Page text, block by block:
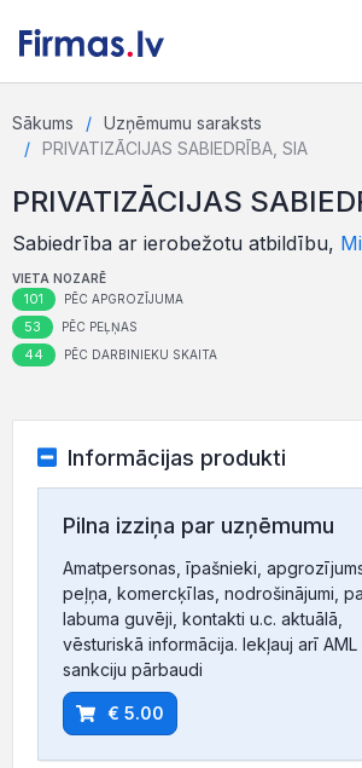
Sākums
Uzņēmumu saraksts
PRIVATIZĀCIJAS SABIEDRĪBA, SIA
PRIVATIZĀCIJAS
Sabiedrība ar ierobežotu atbildību,
VIETA NOZARĒ
101 PĒC APGROZĪJUMA
53 PĒC PEĻŅAS
44 PĒC DARBINIEKU SKAITA
Informācijas produkti
Pilna izziņa par uzņēmumu
Amatpersonas, īpašnieki,
peļņa, komercķīlas, nodrošinājumi,
labuma guvēji, kontakti u.c. aktuālā,
vēsturiskā informācija. Iekļauj arī AML
sankciju pārbaudi
€ 5.00